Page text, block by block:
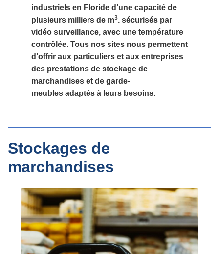
industriels en Floride d’une capacité de
plusieurs milliers de m3, sécurisés par
vidéo surveillance, avec une température
contrôlée. Tous nos sites nous permettent
d’offrir aux particuliers et aux entreprises
des prestations de stockage de
marchandises et de garde-
meubles adaptés à leurs besoins.
Stockages de
marchandises